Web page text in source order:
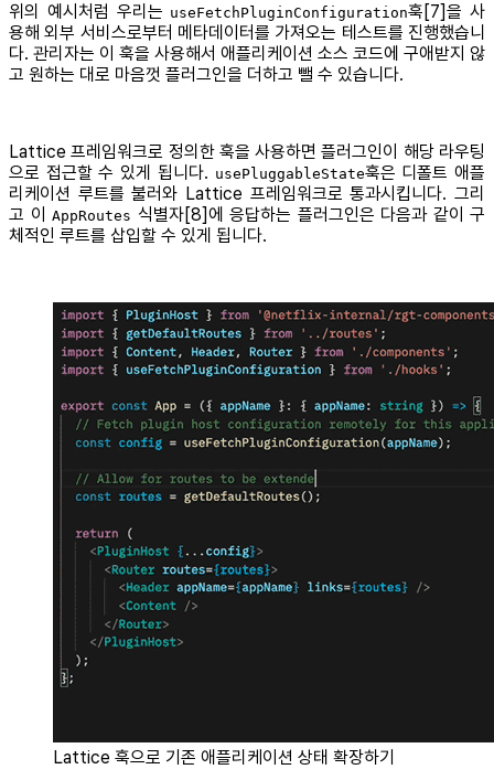
위의 예시처럼 우리는 useFetchPluginConfiguration훅[7]을 사
용해 외부 서비스로부터 메타데이터를 가져오는 테스트를 진행했습니
다. 관리자는 이 훅을 사용해서 애플리케이션 소스 코드에 구애받지 않
고 원하는 대로 마음껏 플러그인을 더하고 뺄 수 있습니다.
Lattice 프레임워크로 정의한 훅을 사용하면 플러그인이 해당 라우팅
으로 접근할 수 있게 됩니다. usePluggableState훅은 디폴트 애플
리케이션 루트를 불러와 Lattice 프레임워크로 통과시킵니다. 그리
고 이
AppRoutes 식별자[8]에 응답하는 플러그인은 다음과 같이 구
체적인 루트를 삽입할 수 있게 됩니다.
Lattice 훅으로 기존 애플리케이션 상태 확장하기